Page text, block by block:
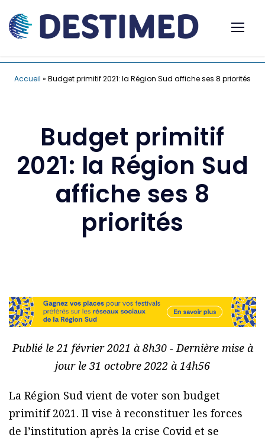
Accueil » Budget primitif 2021: la Région Sud affiche ses 8 priorités
Budget primitif
2021: la Région Sud
affiche ses 8
priorités
Publié le 21 février 2021 à 8h30 - Dernière mise à
jour le 31 octobre 2022 à 14h56
La Région Sud vient de voter son budget
primitif 2021. Il vise à reconstituer les forces
de l’institution après la crise Covid et se